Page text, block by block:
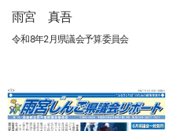
雨宮 真吾
令和8年2月県議会予算委員会